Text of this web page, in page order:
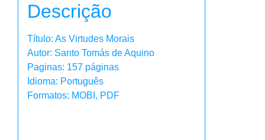
Descrição
Título: As Virtudes Morais
Autor: Santo Tomás de Aquino
Paginas: 157 páginas
Idioma: Português
Formatos: MOBI, PDF